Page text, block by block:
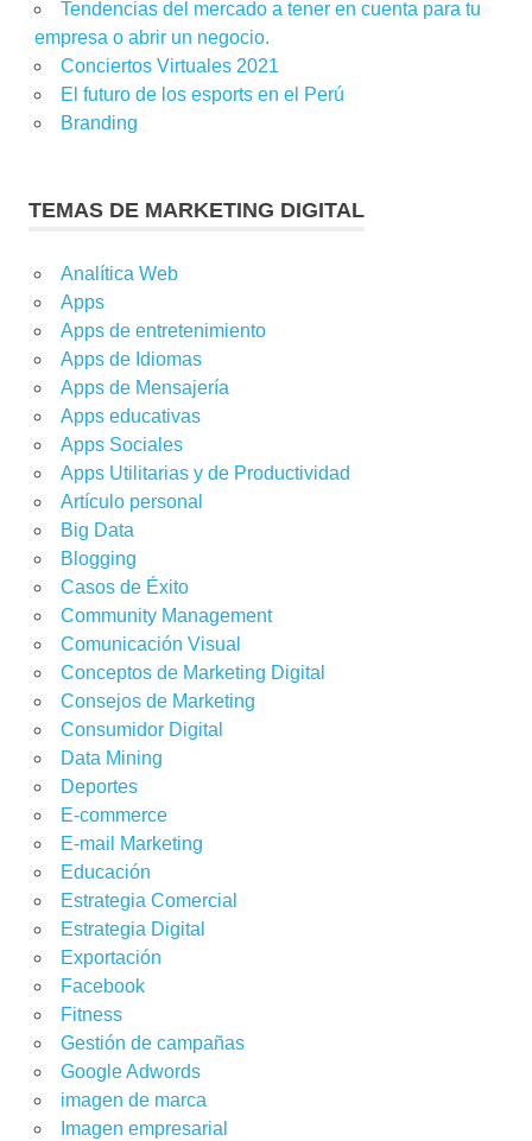
Tendencias del mercado a tener en cuenta para tu
empresa o abrir un negocio.
Conciertos Virtuales 2021
El futuro de los esports en el Perú
Branding
TEMAS DE MARKETING DIGITAL
Analítica Web
Apps
Apps de entretenimiento
Apps de Idiomas
Apps de Mensajería
Apps educativas
Apps Sociales
Apps Utilitarias y de Productividad
Artículo personal
Big Data
Blogging
Casos de Éxito
Community Management
Comunicación Visual
Conceptos de Marketing Digital
Consejos de Marketing
Consumidor Digital
Data Mining
Deportes
E-commerce
E-mail Marketing
Educación
Estrategia Comercial
Estrategia Digital
Exportación
Facebook
Fitness
Gestión de campañas
Google Adwords
imagen de marca
Imagen empresarial